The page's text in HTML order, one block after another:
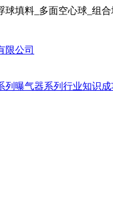
球填料_多面空心球_组
列 曝气器系列 行业知识